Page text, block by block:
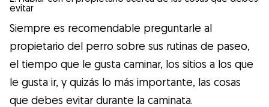
evitar
Siempre es recomendable preguntarle al
propietario del perro sobre sus rutinas de paseo,
el tiempo que le gusta caminar, los sitios a los que
le gusta ir, y quizás lo más importante, las cosas
que debes evitar durante la caminata.